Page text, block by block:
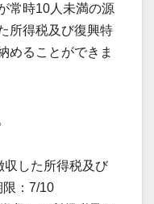
常時10人未満の源
所得税及び復興特
めることができま
収した所得税及び
：7/10